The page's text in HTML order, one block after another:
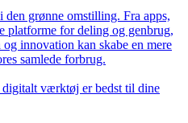
grønne omstilling. Fra apps,
platforme for deling og genbrug,
innovation kan skabe en mere
samlede forbrug.
værktøj er bedst til dine